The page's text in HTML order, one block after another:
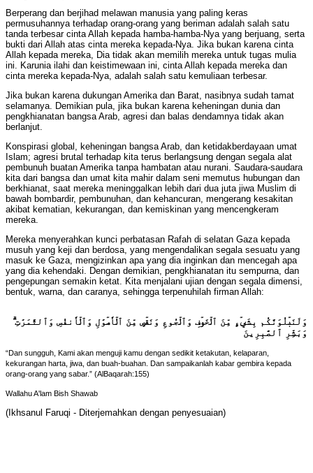
Berperang dan berjihad melawan manusia yang paling keras
permusuhannya terhadap orang-orang yang beriman adalah salah satu
tanda terbesar cinta Allah kepada hamba-hamba-Nya yang berjuang, serta
bukti dari Allah atas cinta mereka kepada-Nya. Jika bukan karena cinta
Allah kepada mereka, Dia tidak akan memilih mereka untuk tugas mulia
ini. Karunia ilahi dan keistimewaan ini, cinta Allah kepada mereka dan
cinta mereka kepada-Nya, adalah salah satu kemuliaan terbesar.
Jika bukan karena dukungan Amerika dan Barat, nasibnya sudah tamat
selamanya. Demikian pula, jika bukan karena keheningan dunia dan
pengkhianatan bangsa Arab, agresi dan balas dendamnya tidak akan
berlanjut.
Konspirasi global, keheningan bangsa Arab, dan ketidakberdayaan umat
Islam; agresi brutal terhadap kita terus berlangsung dengan segala alat
pembunuh buatan Amerika tanpa hambatan atau nurani. Saudara-saudara
kita dari bangsa dan umat kita mahir dalam seni memutus hubungan dan
berkhianat, saat mereka meninggalkan lebih dari dua juta jiwa Muslim di
bawah bombardir, pembunuhan, dan kehancuran, mengerang kesakitan
akibat kematian, kekurangan, dan kemiskinan yang mencengkeram
mereka.
Mereka menyerahkan kunci perbatasan Rafah di selatan Gaza kepada
musuh yang keji dan berdosa, yang mengendalikan segala sesuatu yang
masuk ke Gaza, mengizinkan apa yang dia inginkan dan mencegah apa
yang dia kehendaki. Dengan demikian, pengkhianatan itu sempurna, dan
pengepungan semakin ketat. Kita menjalani ujian dengan segala dimensi,
bentuk, warna, dan caranya, sehingga terpenuhilah firman Allah:
وَلَنَبۡلُوَنَّكُم بِشَيۡءٍ مِّنَ ٱلۡخَوۡفِ وَٱلۡجُوعِ وَنَقۡصٍ مِّنَ ٱلۡأَمۡوَٰلِ وَٱلۡأَنفُسِ وَٱلثَّمَرَٰتِ ۗ
وَبَشِّرِ ٱلصَّٰبِرِينَ
“Dan sungguh, Kami akan menguji kamu dengan sedikit ketakutan, kelaparan,
kekurangan harta, jiwa, dan buah-buahan. Dan sampaikanlah kabar gembira kepada
orang-orang yang sabar.” (AlBaqarah:155)
Wallahu A'lam Bish Shawab
(Ikhsanul Faruqi - Diterjemahkan dengan penyesuaian)